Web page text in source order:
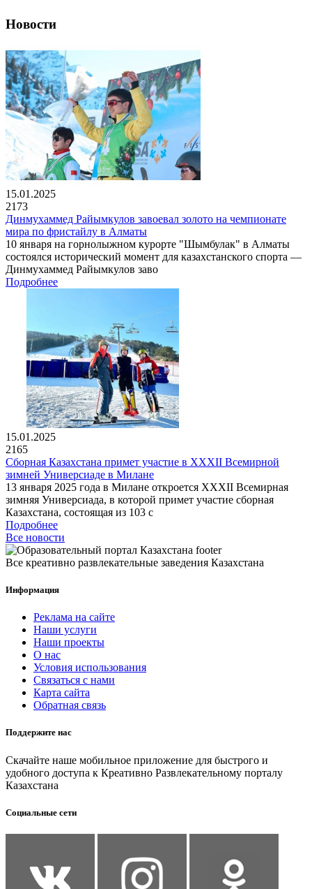
Новости
15.01.2025
2173
Динмухаммед Райымкулов завоевал золото на чемпионате
мира по фристайлу в Алматы
10 января на горнолыжном курорте "Шымбулак" в Алматы
состоялся исторический момент для казахстанского спорта —
Динмухаммед Райымкулов заво
Подробнее
15.01.2025
2165
Сборная Казахстана примет участие в XXXII Всемирной
зимней Универсиаде в Милане
13 января 2025 года в Милане откроется XXXII Всемирная
зимняя Универсиада, в которой примет участие сборная
Казахстана, состоящая из 103 с
Подробнее
Все новости
Все креативно развлекательные заведения Казахстана
Информация
Реклама на сайте
Наши услуги
Наши проекты
О нас
Условия использования
Связаться с нами
Карта сайта
Обратная связь
Поддержите нас
Скачайте наше мобильное приложение для быстрого и
удобного доступа к Креативно Развлекательному порталу
Казахстана
Социальные сети